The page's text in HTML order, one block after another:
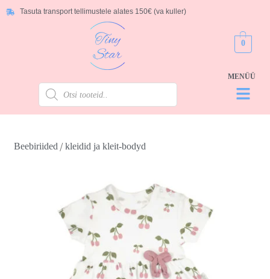
Tasuta transport tellimustele alates 150€ (va kuller)
0
Beebiriided/kleidid ja kleit-bodyd